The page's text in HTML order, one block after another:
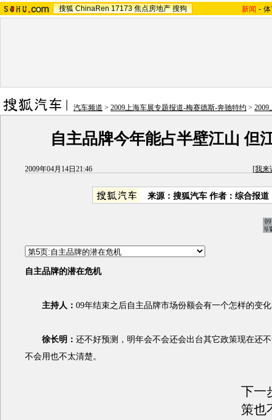
搜狐 ChinaRen 17173 焦点房地产 搜狗 新闻 -
汽车频道 > 2009上海车展专题报道-梅赛德斯-奔驰特约 > 2009
自主品牌今年能占半壁江山 但
2009年04月14日21:46 [我来
来源： 搜狐汽车 作者：综合报道
自主品牌的潜在危机
主持人： 09年结束之后自主品牌市场份额会有一个怎样的变
徐长明： 还不好预测，明年会不会还会出台其它政策现在还
不会用也不太清楚。
下一
策也